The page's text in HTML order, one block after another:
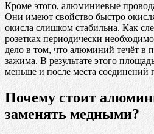
Кроме этого, алюминиевые
Они имеют свойство быстро
окисла слишком стабильна. Как
розетках периодически
дело в том, что алюминий течёт в
зажима. В результате этого
меньше и после места соединений
Почему стоит
заменять медными?